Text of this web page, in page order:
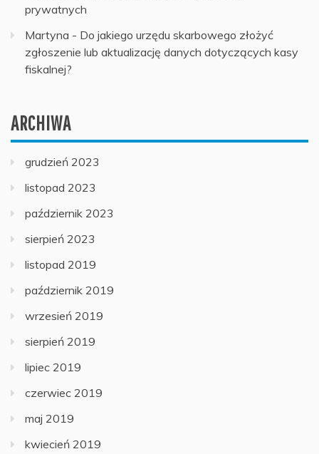
prywatnych
Martyna - Do jakiego urzędu skarbowego złożyć
zgłoszenie lub aktualizację danych dotyczących kasy
fiskalnej?
ARCHIWA
grudzień 2023
listopad 2023
październik 2023
sierpień 2023
listopad 2019
październik 2019
wrzesień 2019
sierpień 2019
lipiec 2019
czerwiec 2019
maj 2019
kwiecień 2019